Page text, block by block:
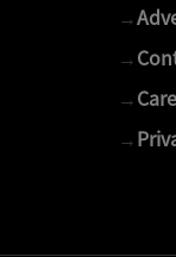
→
→
→
→